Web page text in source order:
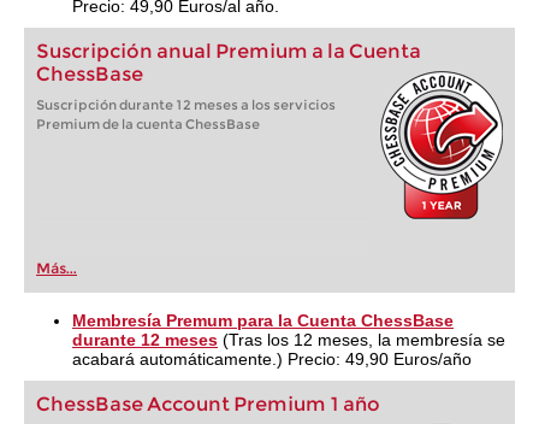
Precio: 49,90 Euros/al año.
Suscripción anual Premium a la Cuenta
ChessBase
Suscripción durante 12 meses a los servicios
Premium de la cuenta ChessBase
Más...
Membresía Premum para la Cuenta ChessBase
durante 12 meses (Tras los 12 meses, la membresía se
acabará automáticamente.) Precio: 49,90 Euros/año
ChessBase Account Premium 1 año